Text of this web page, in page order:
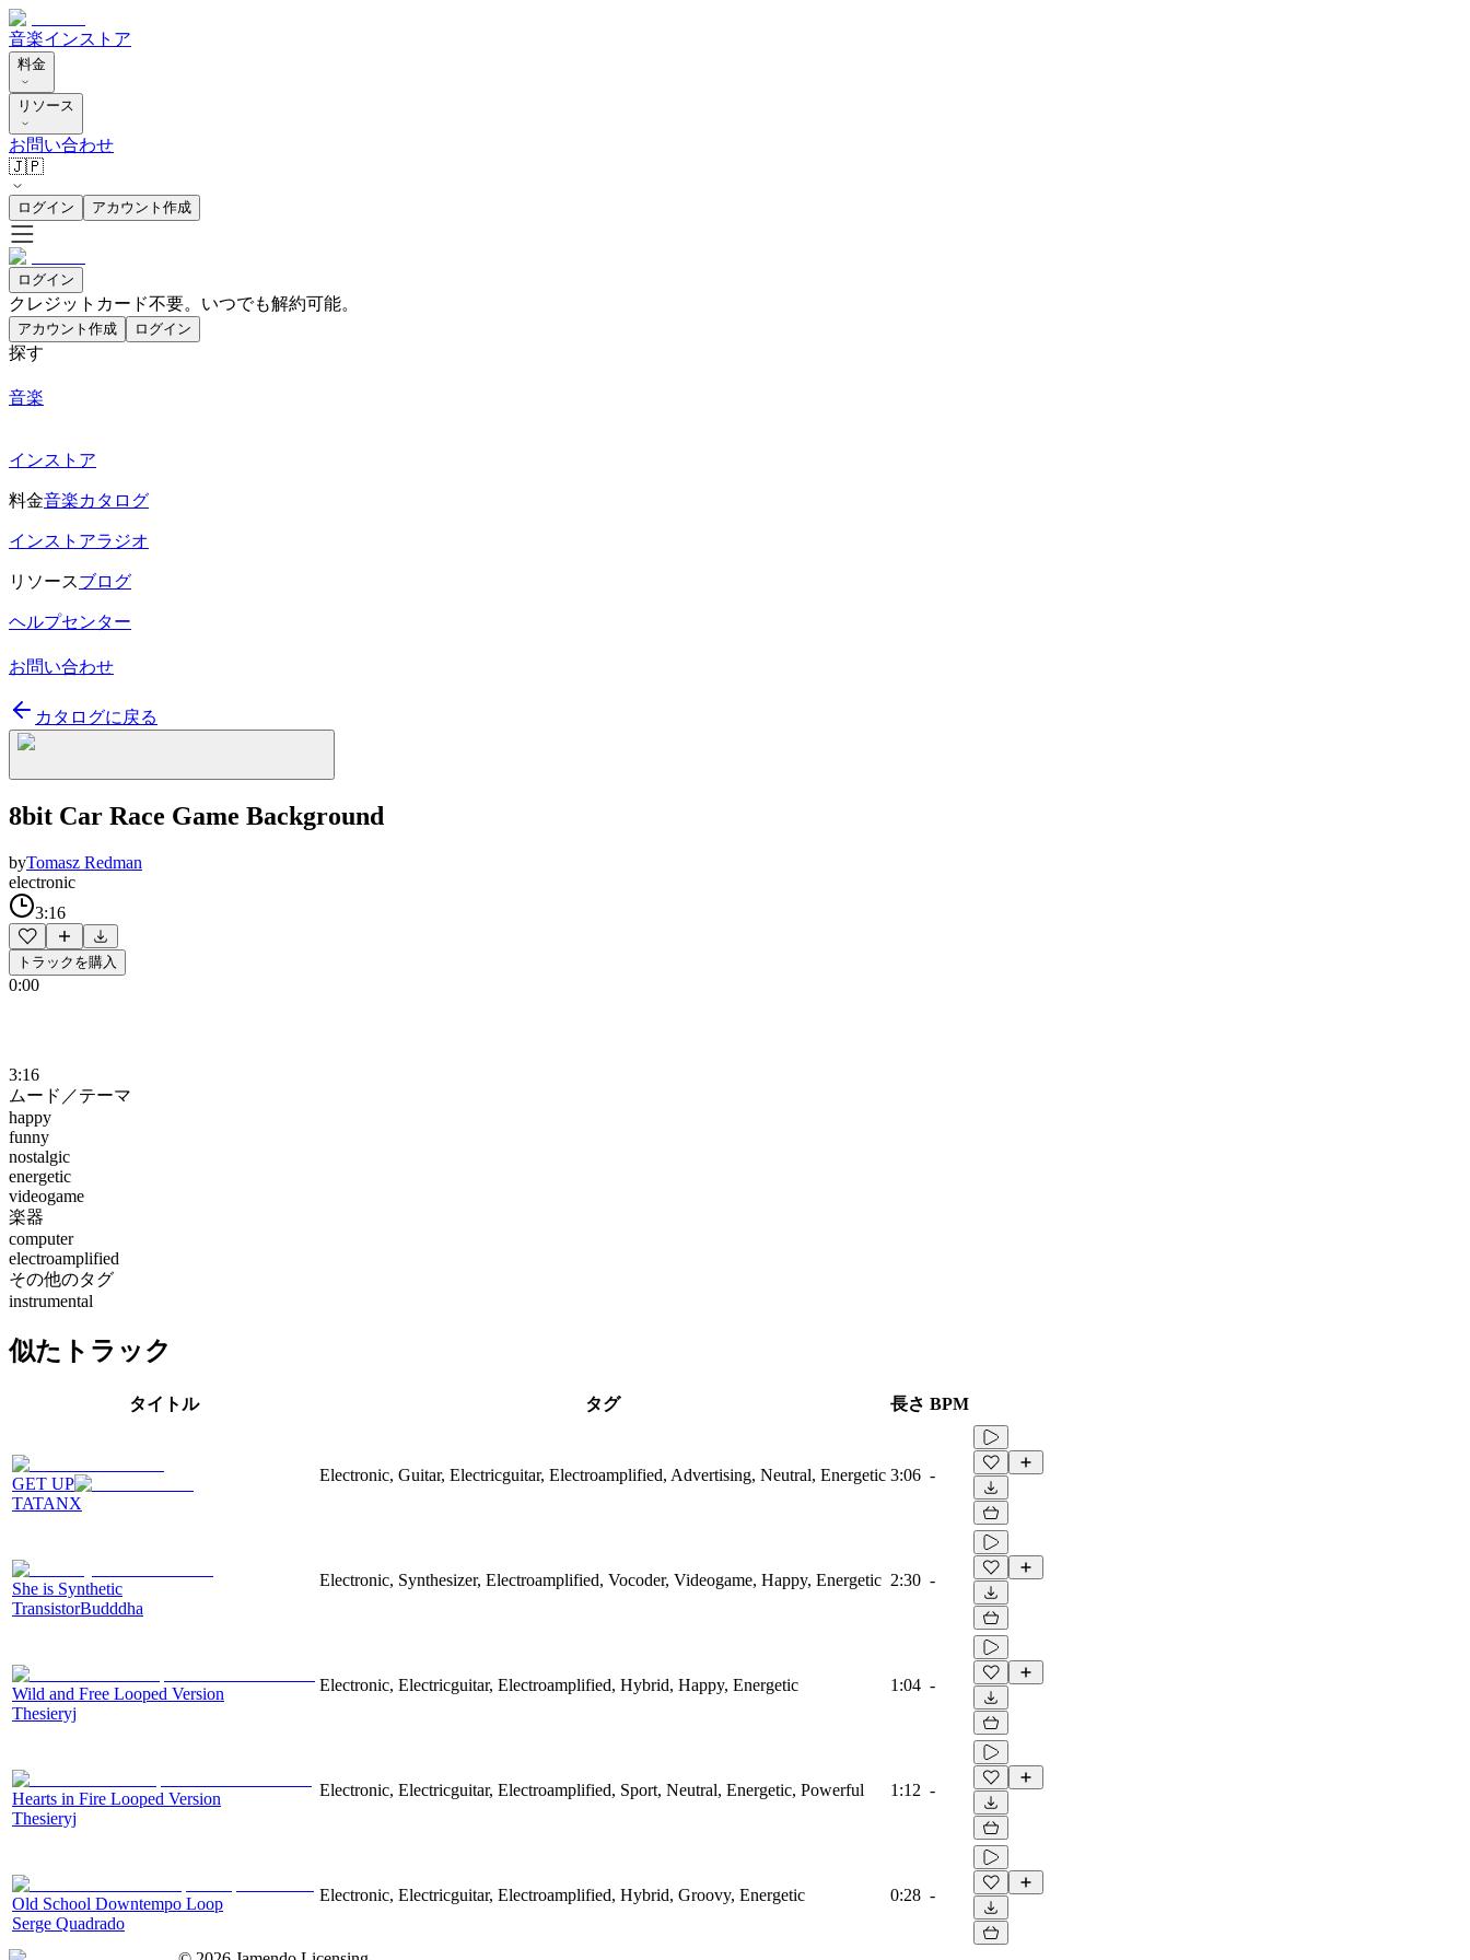
音楽インストア
料金
リソース
お問い合わせ
🇯🇵
ログイン アカウント作成
ログイン
クレジットカード不要。いつでも解約可能。
アカウント作成 ログイン
探す
音楽
インストア
料金音楽カタログ
インストアラジオ
リソースブログ
ヘルプセンター
お問い合わせ
カタログに戻る
8bit Car Race Game Background
byTomasz Redman
electronic
3:16
トラックを購入
0:00
3:16
ムード／テーマ
happy
funny
nostalgic
energetic
videogame
楽器
computer
electroamplified
その他のタグ
instrumental
似たトラック
タイトル タグ 長さ BPM
GET UP
TATANX
Electronic, Guitar, Electricguitar, Electroamplified, Advertising, Neutral, Energetic 3:06 -
She is Synthetic
TransistorBudddha
Electronic, Synthesizer, Electroamplified, Vocoder, Videogame, Happy, Energetic 2:30 -
Wild and Free Looped Version
Thesieryj
Electronic, Electricguitar, Electroamplified, Hybrid, Happy, Energetic 1:04 -
Hearts in Fire Looped Version
Thesieryj
Electronic, Electricguitar, Electroamplified, Sport, Neutral, Energetic, Powerful 1:12 -
Old School Downtempo Loop
Serge Quadrado
Electronic, Electricguitar, Electroamplified, Hybrid, Groovy, Energetic 0:28 -